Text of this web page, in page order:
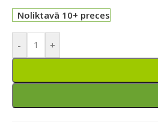
Noliktavā 10+ preces
- +